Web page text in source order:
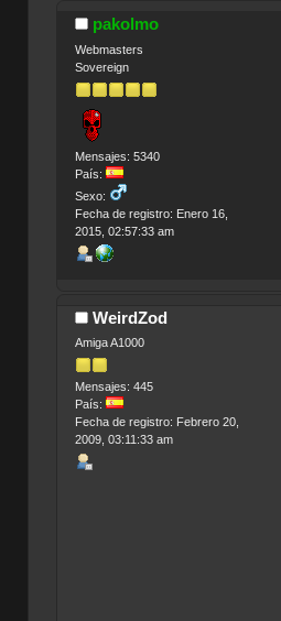
pakolmo
Webmasters
Sovereign
Mensajes: 5340
País:
Sexo:
Fecha de registro: Enero 16,
2015, 02:57:33 am
WeirdZod
Amiga A1000
Mensajes: 445
País:
Fecha de registro: Febrero 20,
2009, 03:11:33 am